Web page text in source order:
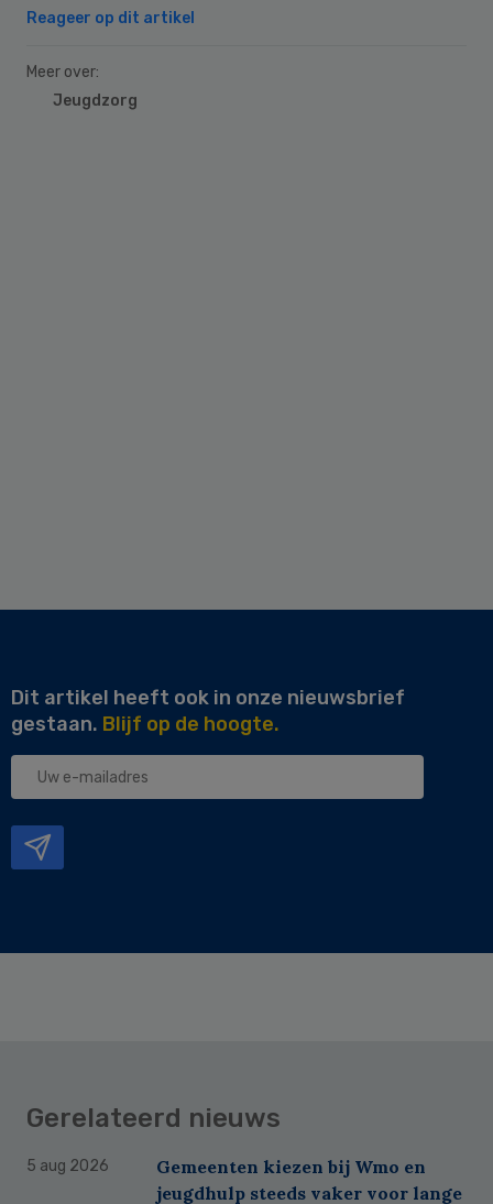
Reageer op dit artikel
Meer over:
Jeugdzorg
Dit artikel heeft ook in onze nieuwsbrief
gestaan. Blijf op de hoogte.
Uw
Gerelateerd nieuws
5 aug 2026
Gemeenten kiezen bij Wmo en
jeugdhulp steeds vaker voor lange